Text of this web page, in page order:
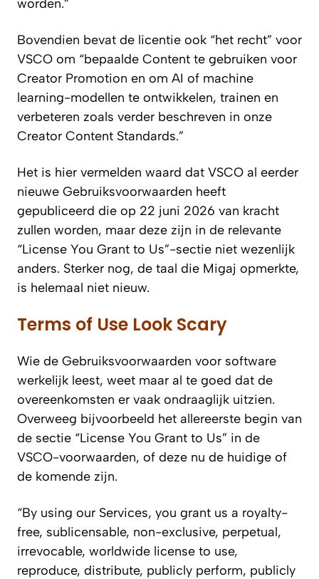
worden.”
Bovendien bevat de licentie ook “het recht” voor
VSCO om “bepaalde Content te gebruiken voor
Creator Promotion en om AI of machine
learning-modellen te ontwikkelen, trainen en
verbeteren zoals verder beschreven in onze
Creator Content Standards.”
Het is hier vermelden waard dat VSCO al eerder
nieuwe Gebruiksvoorwaarden heeft
gepubliceerd die op 22 juni 2026 van kracht
zullen worden, maar deze zijn in de relevante
“License You Grant to Us”-sectie niet wezenlijk
anders. Sterker nog, de taal die Migaj opmerkte,
is helemaal niet nieuw.
Terms of Use Look Scary
Wie de Gebruiksvoorwaarden voor software
werkelijk leest, weet maar al te goed dat de
overeenkomsten er vaak ondraaglijk uitzien.
Overweeg bijvoorbeeld het allereerste begin van
de sectie “License You Grant to Us” in de
VSCO-voorwaarden, of deze nu de huidige of
de komende zijn.
“By using our Services, you grant us a royalty-
free, sublicensable, non-exclusive, perpetual,
irrevocable, worldwide license to use,
reproduce, distribute, publicly perform, publicly